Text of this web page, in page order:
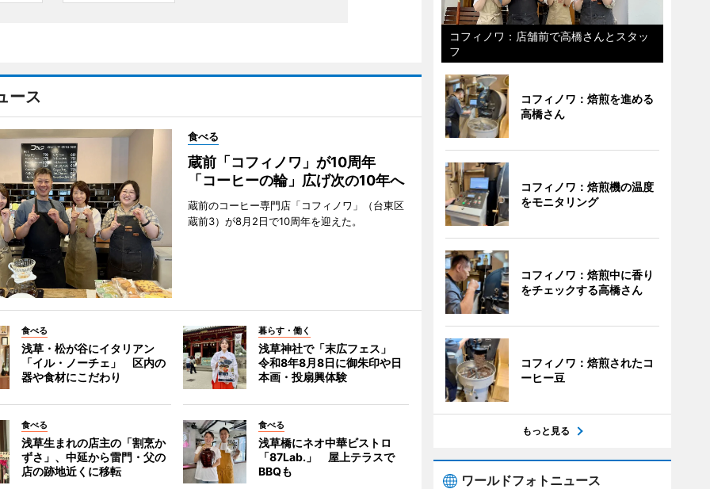
ース
食べる
蔵前「コフィノワ」が10周年
「コーヒーの輪」広げ次の10年へ
蔵前のコーヒー専門店「コフィノワ」（台東区
蔵前3）が8月2日で10周年を迎えた。
食べる
浅草・松が谷にイタリアン
「イル・ノーチェ」 区内の
器や食材にこだわり
暮らす・働く
浅草神社で「末広フェス」
令和8年8月8日に御朱印や日
本画・投扇興体験
食べる
浅草生まれの店主の「割烹か
ずさ」、中延から雷門・父の
店の跡地近くに移転
食べる
浅草橋にネオ中華ビストロ
「87Lab.」 屋上テラスで
BBQも
コフィノワ：店舗前で高橋さんとスタッ
フ
コフィノワ：焙煎を進める
高橋さん
コフィノワ：焙煎機の温度
をモニタリング
コフィノワ：焙煎中に香り
をチェックする高橋さん
コフィノワ：焙煎されたコ
ーヒー豆
もっと見る
ワールドフォトニュース